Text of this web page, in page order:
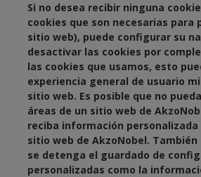
Si no desea recibir ninguna
cookies que son necesarias para
sitio web), puede configurar su
desactivar las cookies por
las cookies que usamos, esto
experiencia general de usuario
sitio web. Es posible que no
áreas de un sitio web de
reciba información
sitio web de AkzoNobel. También
se detenga el guardado de
personalizadas como la